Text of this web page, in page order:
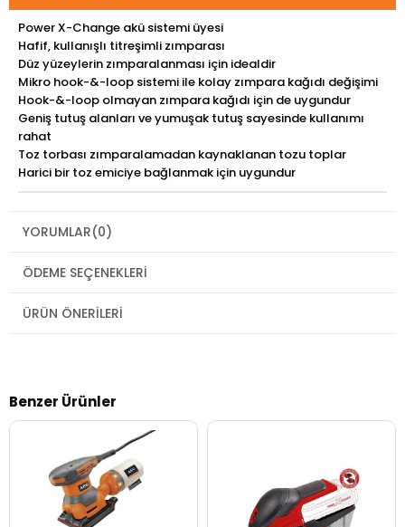
Power X-Change akü sistemi üyesi
Hafif, kullanışlı titreşimli zımparası
Düz yüzeylerin zımparalanması için idealdir
Mikro hook-&-loop sistemi ile kolay zımpara kağıdı değişimi
Hook-&-loop olmayan zımpara kağıdı için de uygundur
Geniş tutuş alanları ve yumuşak tutuş sayesinde kullanımı
rahat
Toz torbası zımparalamadan kaynaklanan tozu toplar
Harici bir toz emiciye bağlanmak için uygundur
YORUMLAR(0)
ÖDEME SEÇENEKLERI
ÜRÜN ÖNERILERI
Benzer Ürünler